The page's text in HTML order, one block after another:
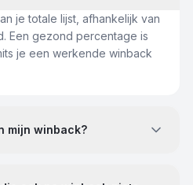
je totale lijst, afhankelijk van
Een gezond percentage is
je een werkende winback
mijn winback?